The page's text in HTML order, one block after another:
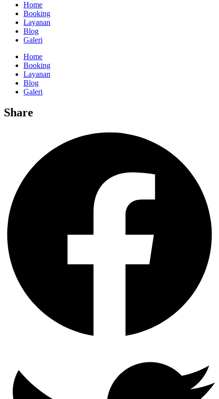
Home
Booking
Layanan
Blog
Galeri
Home
Booking
Layanan
Blog
Galeri
Share